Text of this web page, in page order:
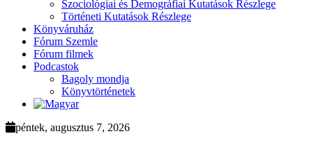
Szociológiai és Demográfiai Kutatások Részlege
Történeti Kutatások Részlege
Könyváruház
Fórum Szemle
Fórum filmek
Podcastok
Bagoly mondja
Könyvtörténetek
péntek, augusztus 7, 2026